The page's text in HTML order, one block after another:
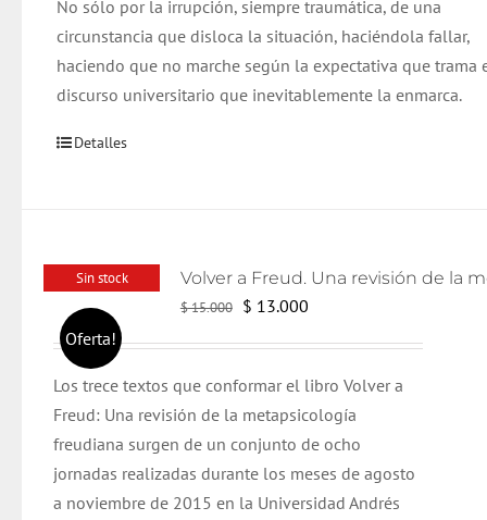
No sólo por la irrupción, siempre traumática, de una
circunstancia que disloca la situación, haciéndola fallar,
haciendo que no marche según la expectativa que trama
discurso universitario que inevitablemente la enmarca.
Detalles
Sin stock
Oferta!
$15.000
El
era:
$ 15.000.
$ 13.000El
es:
$ 13.000.
Los trece textos que conformar el libro Volver a
Freud: Una revisión de la metapsicología
freudiana surgen de un conjunto de ocho
jornadas realizadas durante los meses de agosto
a noviembre de 2015 en la Universidad Andrés